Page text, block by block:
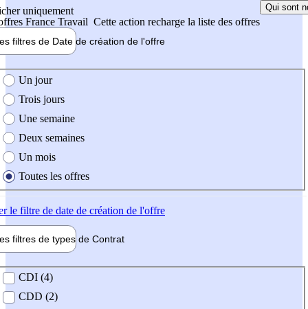
uniquement
France Travail Cette action recharge la liste des offres
Qui sont
filtres de Date de création de l'offre
création de l'offre
Un jour
Trois jours
Une semaine
Deux semaines
Un mois
Toutes les offres
le filtre de date de création de l'offre
filtres de types de Contrat
contrat
CDI (4)
CDD (2)